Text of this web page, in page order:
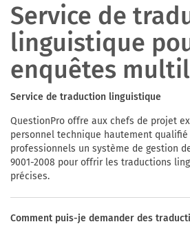
Service de
linguistique
enquêtes
Service de traduction linguistique
QuestionPro offre aux chefs de projet
personnel technique hautement
professionnels un système de gestion
9001-2008 pour offrir les traductions
précises.
Comment puis-je demander des